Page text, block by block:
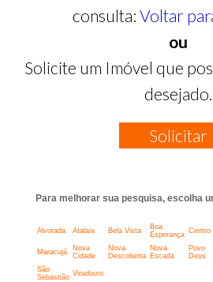
consulta: Voltar
ou
Solicite um Imóvel que
desejado.
Solicitar
Para melhorar sua pesquisa, escolha
Alvorada Atalaia Bela Vista
Boa
Esperança Centro
Maracujá
Nova
Cidade
Nova
Descoberta
Nova
Escada
Povo
Deus
São
Sebastião Viradouro